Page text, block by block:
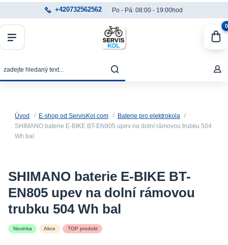
+420732562562 Po - Pá: 08:00 - 19:00hod
0
Úvod E-shop od ServisKol.com
Baterie pro elektrokola
SHIMANO baterie E-BIKE BT-EN805 upev na dolní rámovou trubku 504
Wh bal
SHIMANO baterie E-BIKE BT-
EN805 upev na dolní rámovou
trubku 504 Wh bal
Novinka Akce TOP produkt